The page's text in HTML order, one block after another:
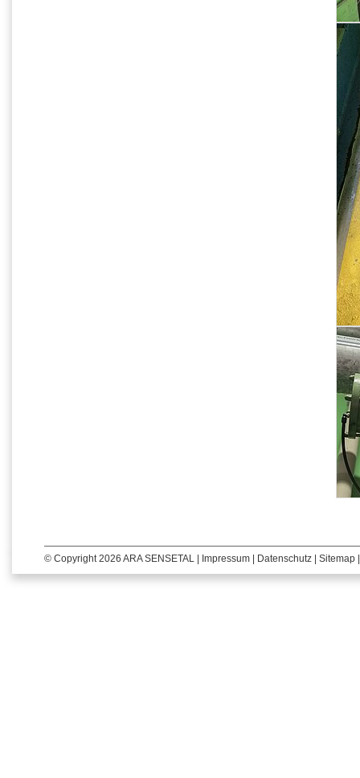
© Copyright 2026 ARA SENSETAL | Impressum Datenschutz Sitemap